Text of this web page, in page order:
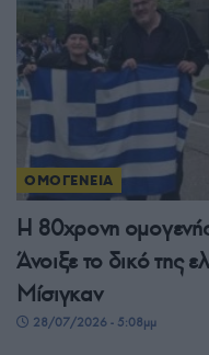
ΟΜΟΓΕΝΕΙΑ
Η 80χρονη
Άνοιξε το δικό της
Μίσιγκαν
28/07/2026 - 5:08μμ